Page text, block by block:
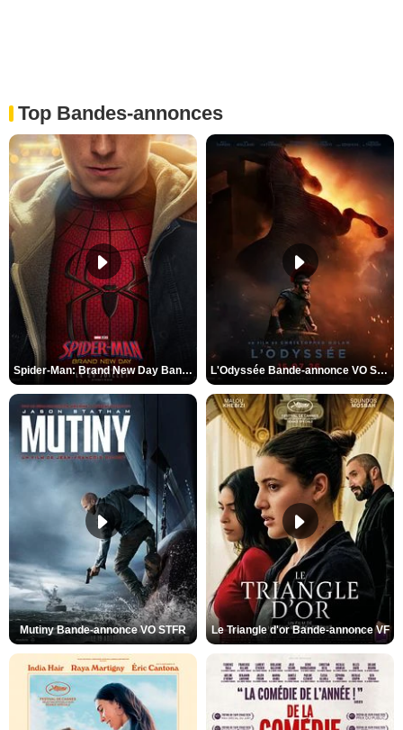
Top Bandes-annonces
Spider-Man: Brand New Day Bande-annonce VO STFR L'Odyssée Bande-annonce VO STFR
Mutiny Bande-annonce VO STFR Le Triangle d'or Bande-annonce VF